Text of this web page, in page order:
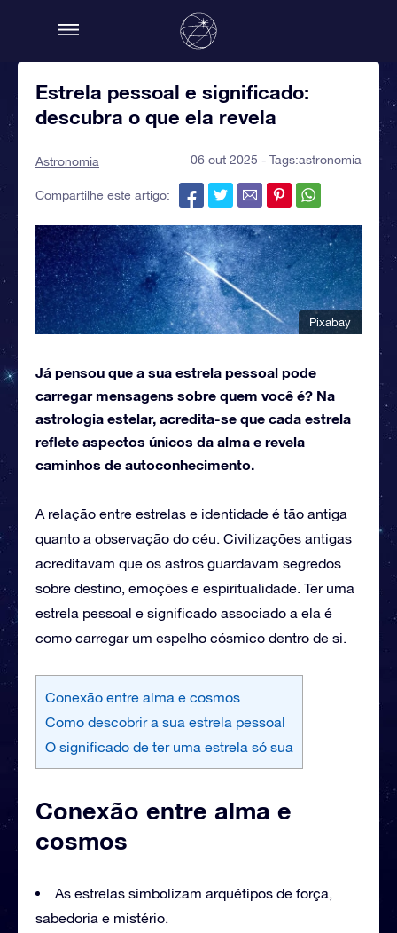
Estrela pessoal e significado:
descubra o que ela revela
Astronomia 06 out 2025 - Tags:astronomia
Compartilhe este artigo:
Pixabay
Já pensou que a sua estrela pessoal pode
carregar mensagens sobre quem você é? Na
astrologia estelar, acredita-se que cada estrela
reflete aspectos únicos da alma e revela
caminhos de autoconhecimento.
A relação entre estrelas e identidade é tão antiga
quanto a observação do céu. Civilizações antigas
acreditavam que os astros guardavam segredos
sobre destino, emoções e espiritualidade. Ter uma
estrela pessoal e significado associado a ela é
como carregar um espelho cósmico dentro de si.
Conexão entre alma e cosmos
Como descobrir a sua estrela pessoal
O significado de ter uma estrela só sua
Conexão entre alma e
cosmos
As estrelas simbolizam arquétipos de força,
sabedoria e mistério.